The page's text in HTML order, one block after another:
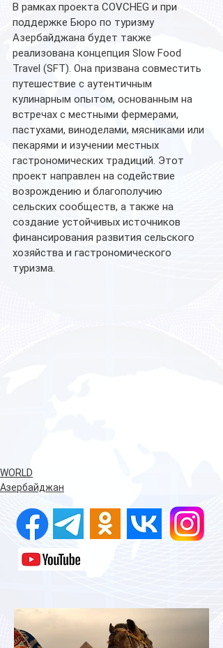
В рамках проекта COVCHEG и при
поддержке Бюро по туризму
Азербайджана будет также
реализована концепция Slow Food
Travel (SFT). Она призвана совместить
путешествие с аутентичным
кулинарным опытом, основанным на
встречах с местными фермерами,
пастухами, виноделами, мясниками или
пекарями и изучении местных
гастрономических традиций. Этот
проект направлен на содействие
возрождению и благополучию
сельских сообществ, а также на
создание устойчивых источников
финансирования развития сельского
хозяйства и гастрономического
туризма.
WORLD
Азербайджан